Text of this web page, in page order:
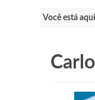
Você está